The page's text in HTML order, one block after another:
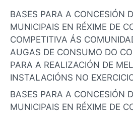
BASES PARA A CONCESIÓN
MUNICIPAIS EN RÉXIME DE
COMPETITIVA ÁS
AUGAS DE CONSUMO DO
PARA A REALIZACIÓN DE
INSTALACIÓNS NO
BASES PARA A CONCESIÓN
MUNICIPAIS EN RÉXIME DE